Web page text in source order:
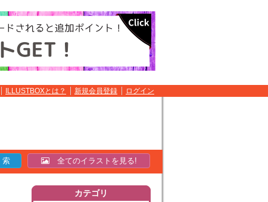
ILLUSTBOXとは？ 新規会員登録 ログイン
全てのイラストを見る!
カテゴリ